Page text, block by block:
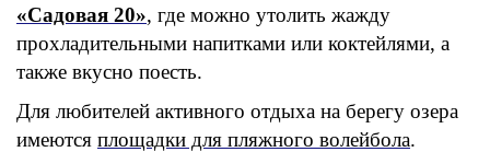
«Садовая 20», где можно утолить жажду
прохладительными напитками или коктейлями, а
также вкусно поесть.
Для любителей активного отдыха на берегу озера
имеются площадки для пляжного волейбола.